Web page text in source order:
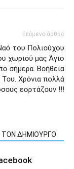
Επόμενο άρθρο
του Πολιούχου
χωριού μας Άγιο
σήμερα. Βοήθεια
Χρόνια πολλά
εορτάζουν !!!
ΤΟΝ ΔΗΜΙΟΥΡΓΟ